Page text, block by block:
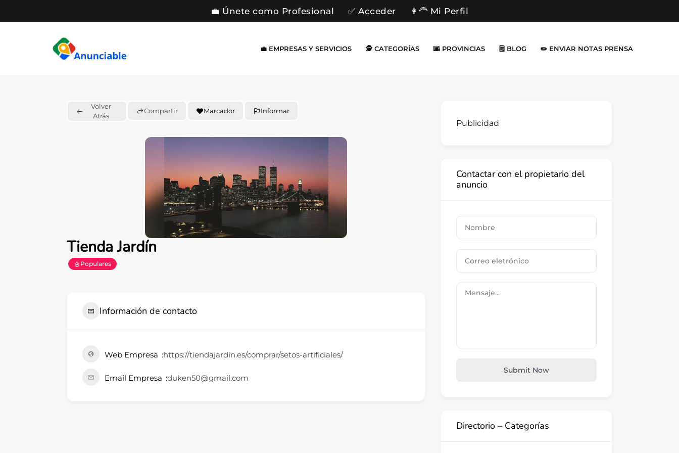
💼 Únete como Profesional ✅ Acceder 👩‍🦰 Mi Perfil
💼 EMPRESAS Y SERVICIOS 🕵️ CATEGORÍAS 🌆 PROVINCIAS 🗒️ BLOG ✏️ ENVIAR NOTAS PRENSA
Volver
Atrás
Compartir Marcador Informar
Tienda Jardín
Populares
Información de contacto
Web Empresa https://tiendajardin.es/comprar/setos-artificiales/
Email Empresa duken50@gmail.com
Publicidad
Contactar con el propietario del
anuncio
Submit Now
Directorio – Categorías